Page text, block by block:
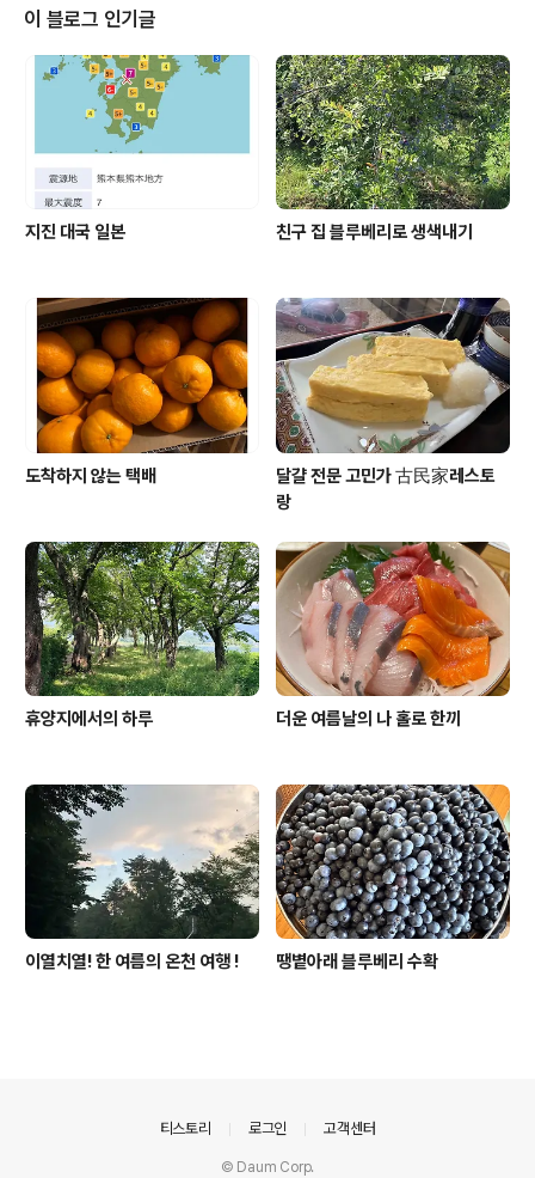
에 기대를 하지 말아야 할것 같다 게다가 시험 마지막날은
벨기에와 일본전도 있다 지금은 테니스에 푹 빠져 사는 히
로지만 유치원때부터 초등학교 졸업까지 7년간 축구 소년
이었다 초등 6학년때는 축구부 주장이었다 그런 히로가 아
무리 시험기간이라지만 월드컵을 나 몰라라 할리가 없다잔
소리 하기 시작하면 서로가 감정 상하고 그..
이 블로그 인기글
지진 대국 일본 친구 집 블루베리로 생색내기
도착하지 않는 택배
달걀 전문 고민가 古民家레스토
랑
휴양지에서의 하루 더운 여름날의 나 홀로 한끼
이열치열! 한 여름의 온천 여행 ! 땡볕아래 블루베리 수확
티스토리 로그인 고객센터
© Daum Corp.